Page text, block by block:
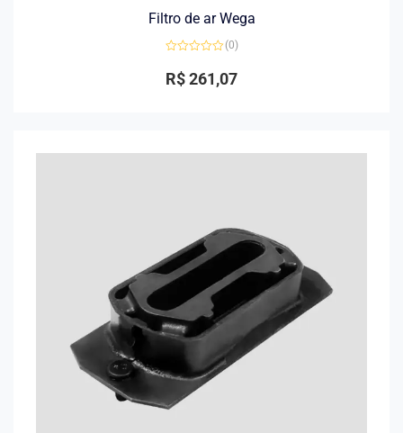
Filtro de ar Wega
0
de
(0)
R$261,07